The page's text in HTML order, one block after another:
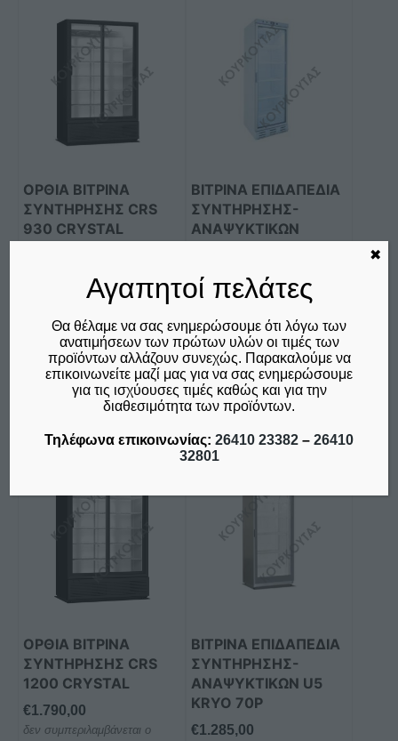
ΟΡΘΙΑ ΒΙΤΡΙΝΑ
ΣΥΝΤΗΡΗΣΗΣ CRS
930 CRYSTAL
Προσθήκη στο καλάθι
Σύγκριση
ΒΙΤΡΙΝΑ ΕΠΙΔΑΠΕΔΙΑ
ΣΥΝΤΗΡΗΣΗΣ-
ΑΝΑΨΥΚΤΙΚΩΝ
475,00
δεν συμπεριλαμβάνεται ο
Προσθήκη στο καλάθι
Σύγκριση
ΟΡΘΙΑ ΒΙΤΡΙΝΑ
ΣΥΝΤΗΡΗΣΗΣ CRS
1200 CRYSTAL
€1.790,00
δεν συμπεριλαμβάνεται ο
ΒΙΤΡΙΝΑ ΕΠΙΔΑΠΕΔΙΑ
ΣΥΝΤΗΡΗΣΗΣ-
ΑΝΑΨΥΚΤΙΚΩΝ U5
KRYO 70P
€1.285,00
Αγαπητοί πελάτες
Θα θέλαμε να σας ενημερώσουμε ότι λόγω των
ανατιμήσεων των πρώτων υλών οι τιμές των
προϊόντων αλλάζουν συνεχώς. Παρακαλούμε να
επικοινωνείτε μαζί μας για να σας ενημερώσουμε
για τις ισχύουσες τιμές καθώς και για την
διαθεσιμότητα των προϊόντων.
Τηλέφωνα επικοινωνίας: 26410 23382 – 26410
32801
✖